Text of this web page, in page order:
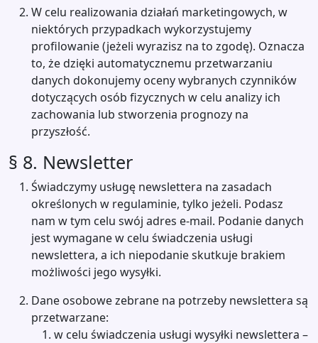
W celu realizowania działań marketingowych, w
niektórych przypadkach wykorzystujemy
profilowanie (jeżeli wyrazisz na to zgodę). Oznacza
to, że dzięki automatycznemu przetwarzaniu
danych dokonujemy oceny wybranych czynników
dotyczących osób fizycznych w celu analizy ich
zachowania lub stworzenia prognozy na
przyszłość.
§ 8. Newsletter
Świadczymy usługę newslettera na zasadach
określonych w regulaminie, tylko jeżeli. Podasz
nam w tym celu swój adres e-mail. Podanie danych
jest wymagane w celu świadczenia usługi
newslettera, a ich niepodanie skutkuje brakiem
możliwości jego wysyłki.
Dane osobowe zebrane na potrzeby newslettera są
przetwarzane:
w celu świadczenia usługi wysyłki newslettera –